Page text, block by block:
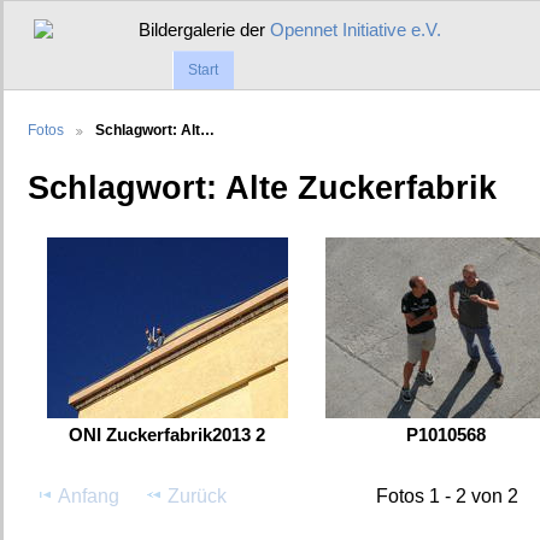
Bildergalerie derOpennet Initiative e.V.
Start
Fotos Schlagwort: Alt…
Schlagwort: Alte Zuckerfabrik
ONI Zuckerfabrik2013 2 P1010568
Anfang Zurück Fotos 1 - 2 von 2